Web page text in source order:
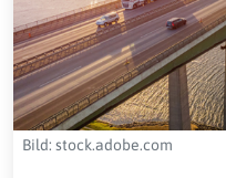
Bild: stock.adobe.com